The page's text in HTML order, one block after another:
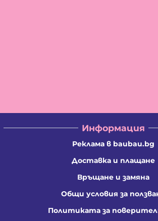
Информация
Реклама в baubau.bg
Доставка и плащане
Връщане и замяна
Общи условия за
Политиката за